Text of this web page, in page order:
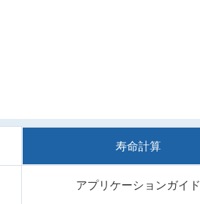
寿命計算
アプリケーションガイド